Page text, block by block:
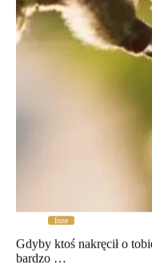
Inne
Gdyby ktoś nakręcił o
bardzo …